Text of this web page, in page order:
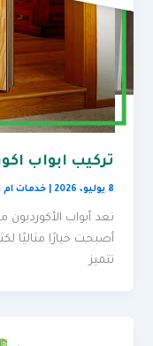
تركيب ابواب
8 يوليو، 2026 |خدمات ام
تعد أبواب الأكورديون
أصبحت خيارًا مثاليًا
تتميز